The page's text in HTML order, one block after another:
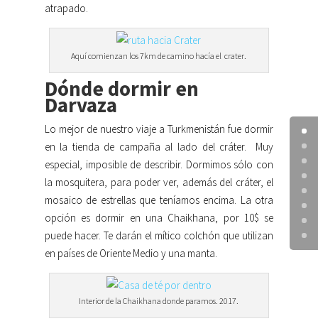
atrapado.
Aquí comienzan los 7km de camino hacía el crater.
Dónde dormir en
Darvaza
Lo mejor de nuestro viaje a Turkmenistán fue dormir
en la tienda de campaña al lado del cráter. Muy
especial, imposible de describir. Dormimos sólo con
la mosquitera, para poder ver, además del cráter, el
mosaico de estrellas que teníamos encima. La otra
opción es dormir en una Chaikhana, por 10$ se
puede hacer. Te darán el mítico colchón que utilizan
en países de Oriente Medio y una manta.
Interior de la Chaikhana donde paramos. 2017.